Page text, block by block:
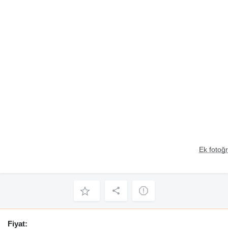
Ek
Fiyat: